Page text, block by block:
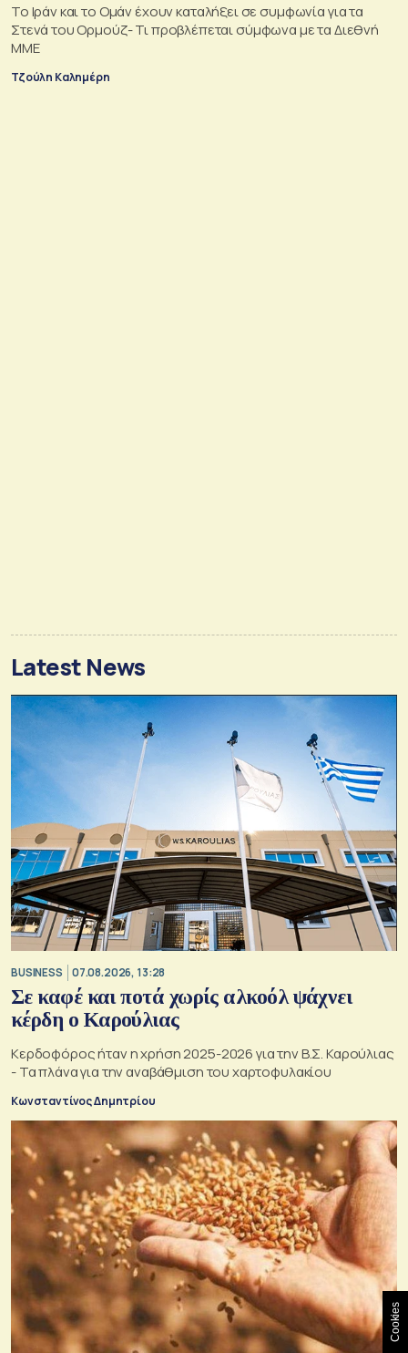
Το Ιράν και το Ομάν έχουν καταλήξει σε συμφωνία για τα
Στενά του Ορμούζ- Τι προβλέπεται σύμφωνα με τα Διεθνή
ΜΜΕ
Τζούλη Καλημέρη
Latest News
BUSINESS 07.08.2026, 13:28
Σε καφέ και ποτά χωρίς αλκοόλ ψάχνει
κέρδη ο Καρούλιας
Κερδοφόρος ήταν η χρήση 2025-2026 για την Β.Σ. Καρούλιας
- Τα πλάνα για την αναβάθμιση του χαρτοφυλακίου
Κωνσταντίνος Δημητρίου
Cookies